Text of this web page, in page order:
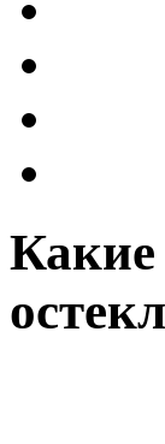
Какие